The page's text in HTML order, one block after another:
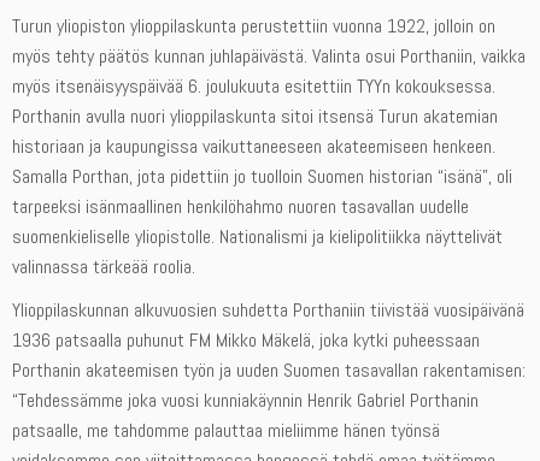
Turun yliopiston ylioppilaskunta perustettiin vuonna 1922, jolloin on
myös tehty päätös kunnan juhlapäivästä. Valinta osui Porthaniin, vaikka
myös itsenäisyyspäivää 6. joulukuuta esitettiin TYYn kokouksessa.
Porthanin avulla nuori ylioppilaskunta sitoi itsensä Turun akatemian
historiaan ja kaupungissa vaikuttaneeseen akateemiseen henkeen.
Samalla Porthan, jota pidettiin jo tuolloin Suomen historian “isänä”, oli
tarpeeksi isänmaallinen henkilöhahmo nuoren tasavallan uudelle
suomenkieliselle yliopistolle. Nationalismi ja kielipolitiikka näyttelivät
valinnassa tärkeää roolia.
Ylioppilaskunnan alkuvuosien suhdetta Porthaniin tiivistää vuosipäivänä
1936 patsaalla puhunut FM Mikko Mäkelä, joka kytki puheessaan
Porthanin akateemisen työn ja uuden Suomen tasavallan rakentamisen:
“Tehdessämme joka vuosi kunniakäynnin Henrik Gabriel Porthanin
patsaalle, me tahdomme palauttaa mieliimme hänen työnsä